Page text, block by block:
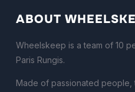
ABOUT
Wheelskeep is a team of 10
Paris Rungis.
Made of passionated